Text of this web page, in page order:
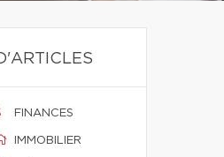
FINANCES
IMMOBILIER